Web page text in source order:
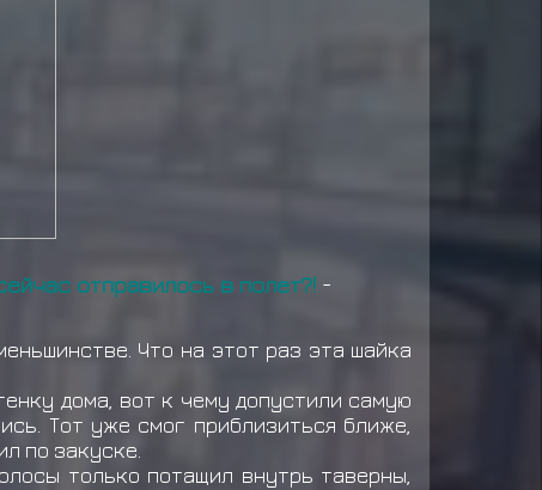
отправилось в полет?! -
Что на этот раз эта шайка
дома, вот к чему допустили самую
Тот уже смог приблизиться ближе,
по закуске.
только потащил внутрь таверны,